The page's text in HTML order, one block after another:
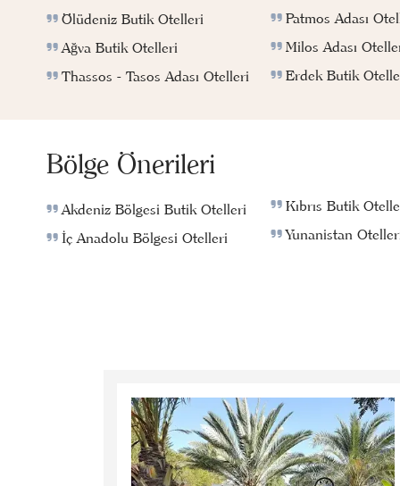
Ölüdeniz Butik Otelleri
Ağva Butik Otelleri
Thassos - Tasos Adası Otelleri
Patmos Adası
Milos Adası
Erdek Butik
Bölge Önerileri
Akdeniz Bölgesi Butik Otelleri
İç Anadolu Bölgesi Otelleri
Kıbrıs Butik
Yunanistan